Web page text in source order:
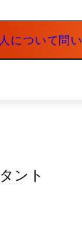
ントは保険
サービス企
力を活かし
務を行い、
について問
ント